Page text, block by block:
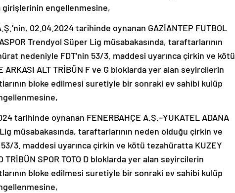
engellenmesine,
02.04.2024 tarihinde oynanan GAZİANTEP FUTBOL
Trendyol Süper Lig müsabakasında, taraftarlarının
nedeniyle FDT’nin 53/3. maddesi uyarınca çirkin ve kötü
ALT TRİBÜN F ve G bloklarda yer alan seyircilerin
bloke edilmesi suretiyle bir sonraki ev sahibi kulüp
tarihinde oynanan FENERBAHÇE A.Ş.–YUKATEL ADANA
müsabakasında, taraftarlarının neden olduğu çirkin ve
3. maddesi uyarınca çirkin ve kötü tezahüratta KUZEY
TRİBÜN SPOR TOTO D bloklarda yer alan seyircilerin
bloke edilmesi suretiyle bir sonraki ev sahibi kulüp